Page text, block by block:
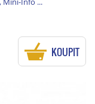
KOUPIT